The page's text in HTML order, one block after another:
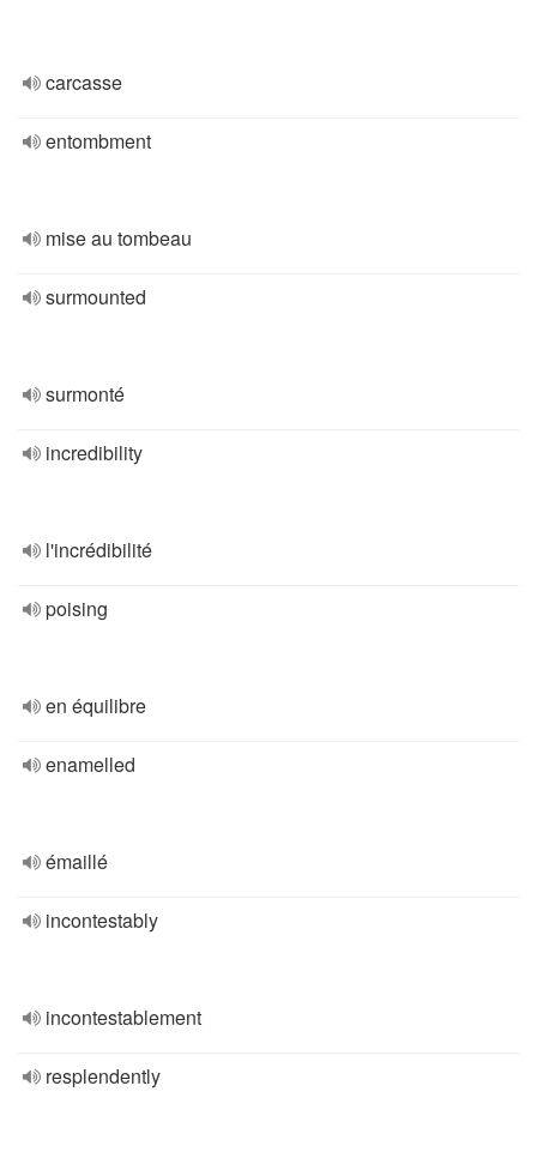
carcasse
entombment
mise au tombeau
surmounted
surmonté
incredibility
l'incrédibilité
poising
en équilibre
enamelled
émaillé
incontestably
incontestablement
resplendently